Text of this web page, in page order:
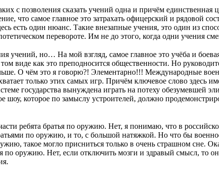
с позволения сказать учений одна и причём единственная
что самое главное это затрахать офицерский и рядовой
есть один нюанс. Такие внезапные учения, это один из
перевороте. Им не до этого, когда одни учения
учений, но… На мой взгляд, самое главное это учёба и
виде как это преподносится общественности. Но
О чём это я говорю?! Элементарно!!! Международные
только этих самых игр. Причём ключевое слово здесь
государства вынуждена играть на потеху обезумевшей
шоу, которое по замыслу устроителей, должно
ребята братья по оружию. Нет, я понимаю, что в
по оружию, и то, с большой натяжкой. Но что бы
такое могло присниться только в очень страшном сне.
по оружию. Нет, если отключить мозги и здравый смысл, то